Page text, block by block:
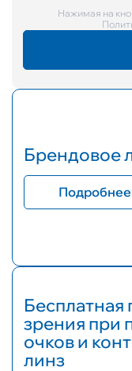
Нажимая на
Брендовое
Подробнее
Бесплатная
зрения при
очков и
линз